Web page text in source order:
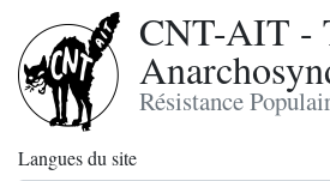
CNT-AIT -
Résistance
Langues du site